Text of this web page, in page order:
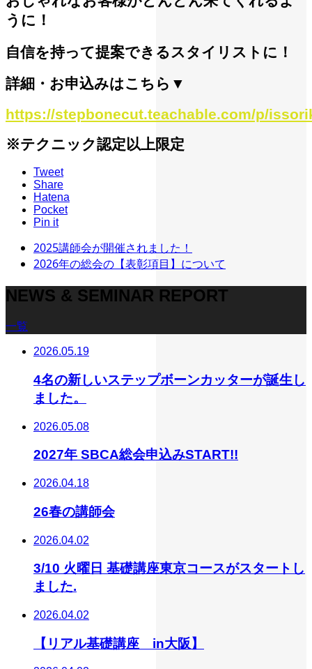
うに！
自信を持って提案できるスタイリストに！
詳細・お申込みはこちら▼
https://stepbonecut.teachable.com/p/
※テクニック認定以上限定
Tweet
Share
Hatena
Pocket
Pin it
2025講師会が開催されました！
2026年の総会の【表彰項目】について
NEWS & SEMINAR REPORT
一覧
2026.05.19
4名の新しいステップボーンカッターが誕生し
ました。
2026.05.08
2027年 SBCA総会申込みSTART!!
2026.04.18
26春の講師会
2026.04.02
3/10 火曜日 基礎講座東京コースがスタートし
ました.
2026.04.02
【リアル基礎講座 in大阪】